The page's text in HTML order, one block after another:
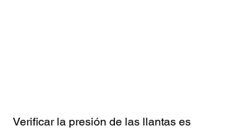
Verificar la presión de las llantas es